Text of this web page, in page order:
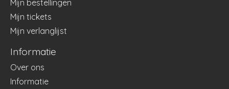
Mijn bestellingen
Mijn tickets
Mijn verlanglijst
Informatie
Over ons
Informatie